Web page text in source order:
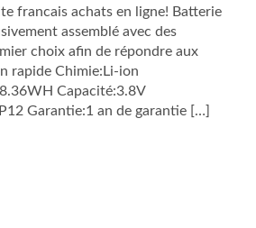
francais achats en ligne! Batterie
assemblé avec des
choix afin de répondre aux
rapide Chimie:Li-ion
Capacité:3.8V
Garantie:1 an de garantie […]